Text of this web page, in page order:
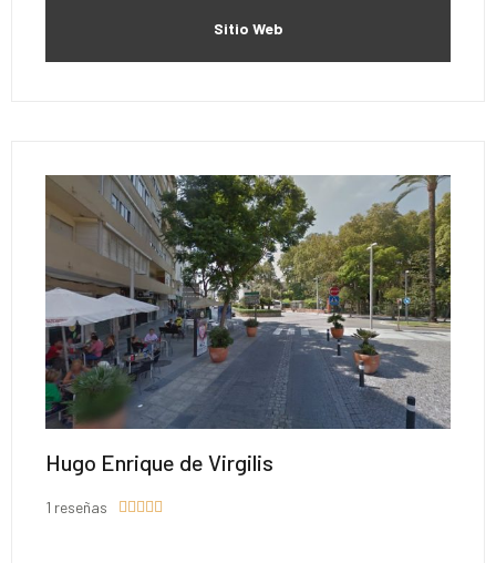
Sitio Web
Hugo Enrique de Virgilis
1 reseñas     